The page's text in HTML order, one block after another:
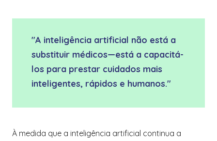
"A inteligência artificial não está a
substituir médicos—está a capacitá-
los para prestar cuidados mais
inteligentes, rápidos e humanos."
À medida que a inteligência artificial continua a